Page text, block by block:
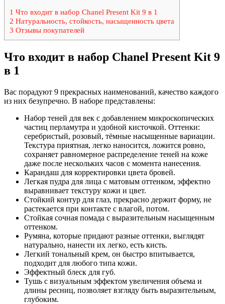
1 Что входит в набор Chanel Present Kit 9 в 1
2 Натуральность, стойкость, насыщенность цвета
3 Отзывы покупателей
Что входит в набор Chanel Present Kit 9
в 1
Вас порадуют 9 прекрасных наименований, качество каждого
из них безупречно. В наборе представлены:
Набор теней для век с добавлением микроскопических
частиц перламутра и удобной кисточкой. Оттенки:
серебристый, розовый, тёмные насыщенные вариации.
Текстура приятная, легко наносится, ложится ровно,
сохраняет равномерное распределение теней на коже
даже после нескольких часов с момента нанесения.
Карандаш для корректировки цвета бровей.
Легкая пудра для лица с матовым оттенком, эффектно
выравнивает текстуру кожи и цвет.
Стойкий контур для глаз, прекрасно держит форму, не
растекается при контакте с влагой, потом.
Стойкая сочная помада с выразительным насыщенным
оттенком.
Румяна, которые придают разные оттенки, выглядят
натурально, нанести их легко, есть кисть.
Легкий тональный крем, он быстро впитывается,
подходит для любого типа кожи.
Эффектный блеск для губ.
Тушь с визуальным эффектом увеличения объема и
длины ресниц, позволяет взгляду быть выразительным,
глубоким.